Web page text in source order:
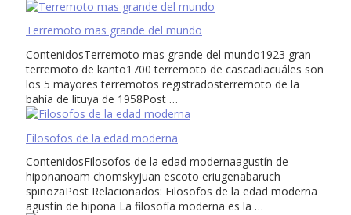
Terremoto mas grande del mundo
ContenidosTerremoto mas grande del mundo1923 gran
terremoto de kantō1700 terremoto de cascadiacuáles son
los 5 mayores terremotos registradosterremoto de la
bahía de lituya de 1958Post …
Filosofos de la edad moderna
ContenidosFilosofos de la edad modernaagustín de
hiponanoam chomskyjuan escoto eriugenabaruch
spinozaPost Relacionados: Filosofos de la edad moderna
agustín de hipona La filosofía moderna es la …